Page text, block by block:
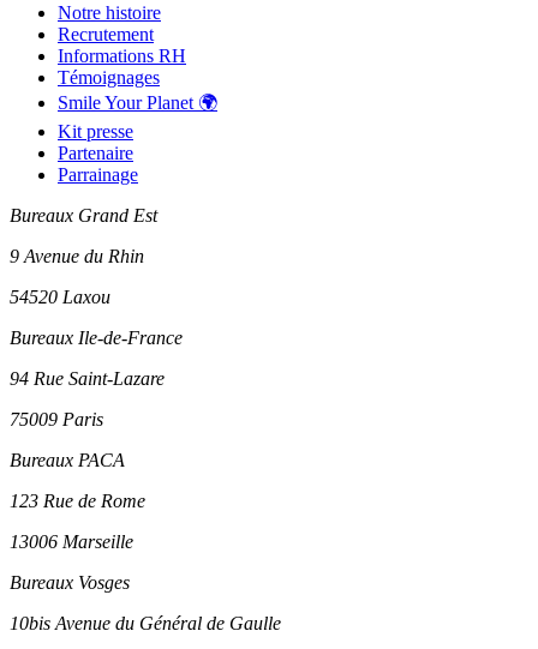
Notre histoire
Recrutement
Informations RH
Témoignages
Smile Your Planet 🌍
Kit presse
Partenaire
Parrainage
Bureaux Grand Est
9 Avenue du Rhin
54520 Laxou
Bureaux Ile-de-France
94 Rue Saint-Lazare
75009 Paris
Bureaux PACA
123 Rue de Rome
13006 Marseille
Bureaux Vosges
10bis Avenue du Général de Gaulle